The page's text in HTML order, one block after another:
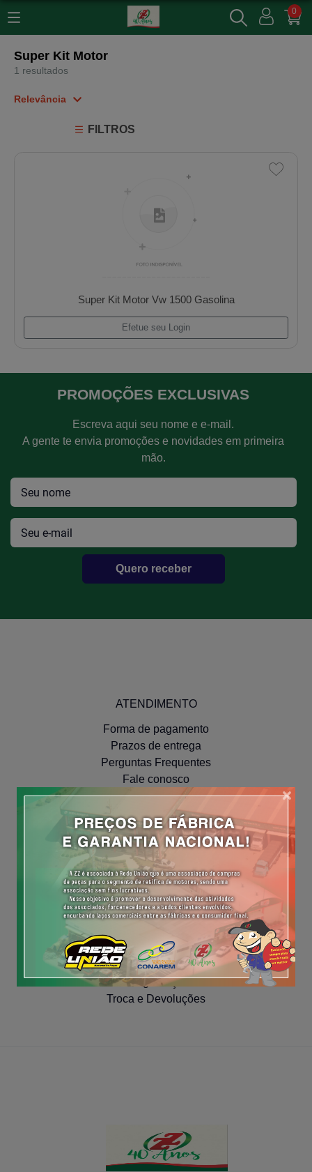
0
Super Kit Motor
1 resultados
Relevância
FILTROS
Efetue seu Login
PROMOÇÕES EXCLUSIVAS
Escreva aqui seu nome e e-mail.
A gente te envia promoções e novidades em primeira
mão.
Quero receber
ATENDIMENTO
Forma de pagamento
Prazos de entrega
Perguntas Frequentes
Fale conosco
Políticas de Privacidade
NAVEGUE
Meus Pedidos
Minha Conta
Cadastre-se
COMPRA SEGURA
Segurança
Troca e Devoluções
×